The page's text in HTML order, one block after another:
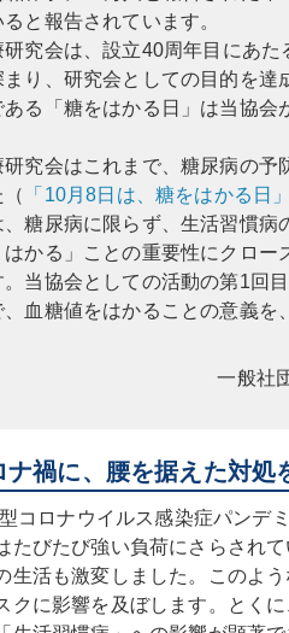
と報告されています。
究会は、設立40周年目にあた
り、研究会としての目的を達
る「糖をはかる日」は当協会
究会はこれまで、糖尿病の予
「10月8日は、糖をはかる日
糖尿病に限らず、生活習慣病
はかる」ことの重要性にクロー
。当協会としての活動の第1回
血糖値をはかることの意義を
一般社
ナ禍に、腰を据えた対処
コロナウイルス感染症パンデ
たびたび強い負荷にさらされ
生活も激変しました。このよ
クに影響を及ぼします。とく